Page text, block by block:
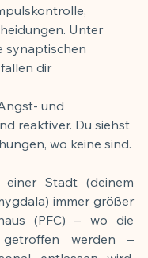
Unter
synaptischen
dir
und
reaktiver. Du siehst
wo keine sind.
Stadt (deinem
immer größer
(PFC) – wo die
getroffen werden –